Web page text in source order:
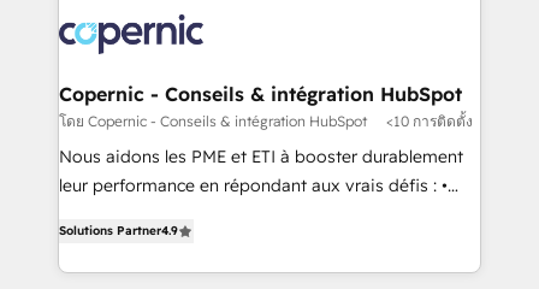
rollouts, adoption coaching. Buying HubSpot,
switching to it, or reviving a stale portal? We are
implement your CRM. We engineer revenue
outcomes for the GTM owner on HubSpot. We Build
Different Because We're Built Different: - Secure:
Soc2 compliant 🛡️ - Onboarding: Implementations
starting from $1,5k - Clay: Elite Studio Solutions
Partner 🤝 - Global: 75+ RPers across five continents
Elite HubSpot Partner 🪴 - CRM: More Sales Hub
implementations than any other Partner 💻 -
Copernic - Conseils & intégration HubSpot
โดย Copernic - Conseils & intégration HubSpot <10 การติดตั้ง
Nous aidons les PME et ETI à booster durablement
leur performance en répondant aux vrais défis : •
téléphonie, etc.) • Alignement des équipes grâce à un
outil et des données partagées • Amélioration de la
Solutions Partner4.9